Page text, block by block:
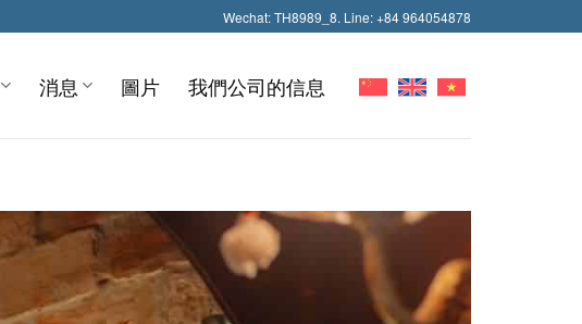
Wechat: TH8989_8. Line: +84 964054878
消息 圖片 我們公司的信息